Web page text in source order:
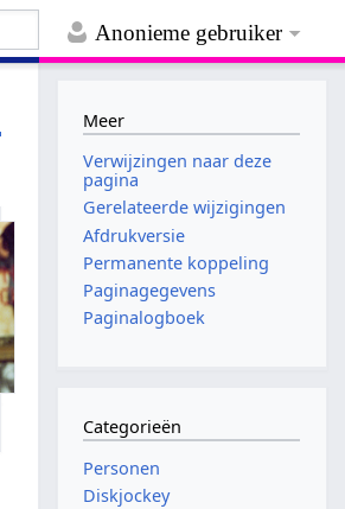
Anonieme gebruiker
Meer
Verwijzingen naar deze
pagina
Gerelateerde wijzigingen
Afdrukversie
Permanente koppeling
Paginagegevens
Paginalogboek
Categorieën
Personen
Diskjockey